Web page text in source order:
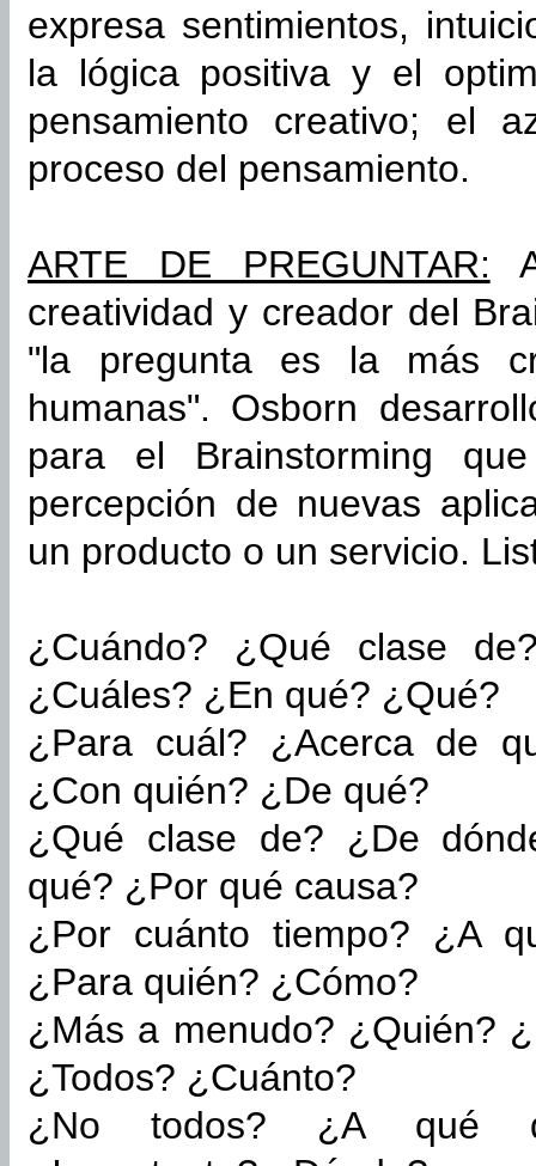
expresa sentimientos,
la lógica positiva y el
pensamiento creativo; el
proceso del pensamiento.
ARTE DE PREGUNTAR:
creatividad y creador del
"la pregunta es la más
humanas". Osborn
para el Brainstorming
percepción de nuevas
un producto o un servicio.
¿Cuándo? ¿Qué clase
¿Cuáles? ¿En qué? ¿Qué?
¿Para cuál? ¿Acerca de
¿Con quién? ¿De qué?
¿Qué clase de? ¿De
qué? ¿Por qué causa?
¿Por cuánto tiempo? ¿A
¿Para quién? ¿Cómo?
¿Más a menudo? ¿Quién?
¿Todos? ¿Cuánto?
¿No todos? ¿A qué